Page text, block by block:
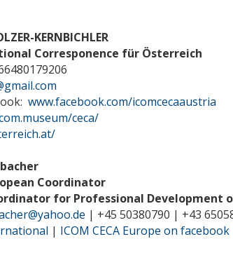
KERNBICHLER
Corresponence für Österreich
www.facebook.com/icomcecaaustria
ceca/
Coordinator
for Professional Development
| +45 50380790 | +43
| ICOM CECA Europe on facebook